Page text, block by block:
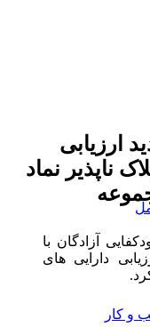
و کار
ارزيابی
ناپذير نماد
آزادگان با
دارايی های